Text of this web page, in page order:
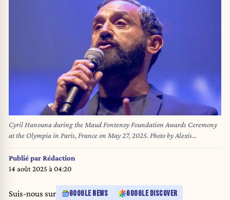
Cyril Hanouna during the Maud Fontenoy Foundation Awards Ceremony
at the Olympia in Paris, France on May 27, 2025. Photo by Alexis
Jumeau/ABACAPRESS.COM
Publié parRédaction
14 août 2025 à 04:20
Suis-nous sur GOOGLE NEWS GOOGLE DISCOVER